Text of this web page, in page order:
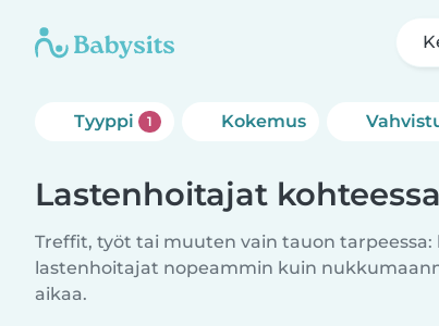
Tyyppi 1 Kokemus
Lastenhoitajat
Treffit, työt tai muuten vain tauon
lastenhoitajat nopeammin kuin
aikaa.